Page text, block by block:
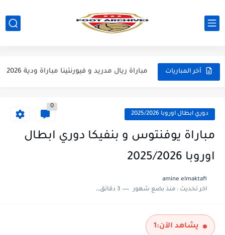
أخر المباريات
مباراة مانشستر يونايتد و اتلتيكو مدريد مباراة ودية 2026
مباراة ريال مدريد و فيورنتينا مباراة ودية 2026
مباراة برشلونة و بيرمنغهام مباراة ودية 2026
مباراة سيلتيك و ميلان مباراة ودية 2026
دوري ابطال اوروبا 2025/2026
0
مباراة يوفنتوس و بنفيكا دوري ابطال
اوروبا 2025/2026
amine elmaktafi
اخر تحديث :منذ بضع شهور 3 دقائق للقراءة
يشاهد الآن:1